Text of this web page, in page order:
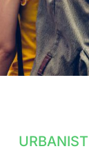
URBANIST